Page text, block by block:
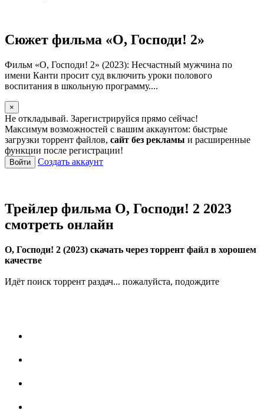
Сюжет фильма «О, Господи! 2»
Фильм «О, Господи! 2» (2023): Несчастный мужчина по
имени Канти просит суд включить уроки полового
воспитания в школьную программу....
×
Не откладывай. Зарегистрируйся прямо сейчас!
Максимум возможностей с вашим аккаунтом: быстрые
загрузки торрент файлов, сайт без рекламы и расширенные
функции после регистрации!
Войти Создать аккаунт
Трейлер фильма О, Господи! 2 2023
смотреть онлайн
О, Господи! 2 (2023) скачать через торрент файл в хорошем
качестве
Идёт поиск торрент раздач... пожалуйста, подождите